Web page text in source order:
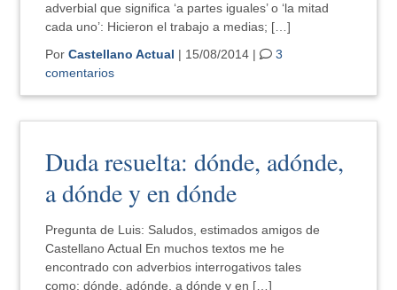
adverbial que significa ‘a partes iguales’ o ‘la mitad
cada uno’: Hicieron el trabajo a medias; […]
PorCastellano Actual | 15/08/2014 |
3
comentarios
Duda resuelta: dónde, adónde,
a dónde y en dónde
Pregunta de Luis: Saludos, estimados amigos de
Castellano Actual En muchos textos me he
encontrado con adverbios interrogativos tales
como: dónde, adónde, a dónde y en […]